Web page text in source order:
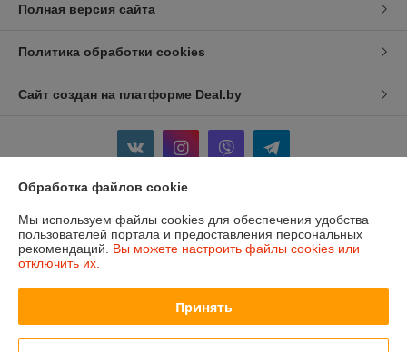
Полная версия сайта
Политика обработки cookies
Сайт создан на платформе Deal.by
Информация для покупателя
Индивидуальный предприниматель:ИП Изотов Алексей Олегович
Минск. Ул. Седых 36-25
Регистрационный номер ЕГР: 193806782
Регистрационный орган: Мингорисполком
Обработка файлов cookie
Мы используем файлы cookies для обеспечения удобства
пользователей портала и предоставления персональных
рекомендаций. Вы можете настроить файлы cookies или
отключить их.
Принять